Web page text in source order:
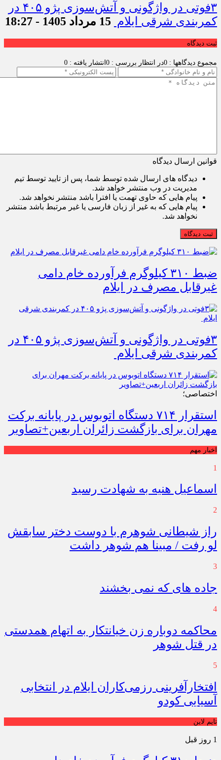
۳فوتی در واژگونی و آتش‌سوزی پژو ۴۰۵ در
کمربندی شرقی ایلام 15 مرداد 1405 - 18:27
ثبت دیدگاه
مجموع دیدگاهها : 0 در انتظار بررسی : 0 انتشار یافته : 0
قوانین ارسال دیدگاه
دیدگاه های ارسال شده توسط شما، پس از تایید توسط تیم
مدیریت در وب منتشر خواهد شد.
پیام هایی که حاوی تهمت یا افترا باشد منتشر نخواهد شد.
پیام هایی که به غیر از زبان فارسی یا غیر مرتبط باشد منتشر
نخواهد شد.
ثبت دیدگاه
ضبط ۳۱۰ کیلوگرم فرآورده خام دامی
غیرقابل مصرف در ایلام
۳فوتی در واژگونی و آتش‌سوزی پژو ۴۰۵ در
کمربندی شرقی ایلام
اختصاصی؛
استقرار ۷۱۴ دستگاه اتوبوس در پایانه برکت
مهران برای بازگشت زائران اربعین+تصاویر
اخبار مهم
1
اسماعیل هنیه به شهادت رسید
2
راز شیطانی شوهرم با دوست دختر سابقش
لو رفت / مبینا هم شوهر داشت
3
جاده های که نمی بخشند
4
محاکمه دوباره زن خیانتکار به اتهام همدستی
در قتل شوهر
5
افتخارآفرینی رزمی‌کاران ایلام در انتخابی
آسیایی کودو
تایم لاین
1 روز قبل